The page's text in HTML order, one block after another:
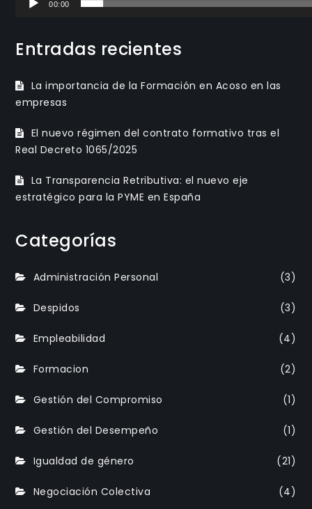
00:00
Entradas recientes
La importancia de la Formación en Acoso en las
empresas
El nuevo régimen del contrato formativo tras el
Real Decreto 1065/2025
La Transparencia Retributiva: el nuevo eje
estratégico para la PYME en España
Categorías
Administración Personal (3)
Despidos (3)
Empleabilidad (4)
Formacion (2)
Gestión del Compromiso (1)
Gestión del Desempeño (1)
Igualdad de género (21)
Negociación Colectiva (4)